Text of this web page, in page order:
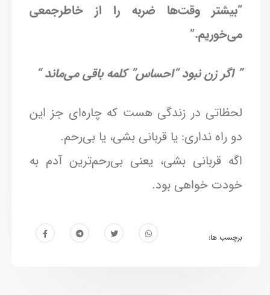
“بیشتر وقت‌ها ضربه را از خاطر‌جمعی
می‌خوریم.”
” اگر زن نبود “احساس” کلمه باقی می‌ماند “
لحظاتی در زندگی هست که چاره‌ای جز این
دو راه نداری: یا قربانی بشی، یا بی‌رحم.
اگه قربانی بشی، یعنی بی‌رحم‌ترین آدم به
خودت خواهی بود.
برچسب ها: